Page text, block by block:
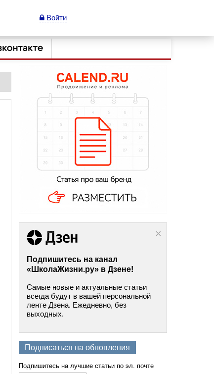
Войти
Подпишитесь на канал
«ШколаЖизни.ру» в Дзене!
Самые новые и актуальные статьи
всегда будут в вашей персональной
ленте Дзена. Ежедневно, без
выходных.
Подписаться на обновления
Подпишитесь на лучшие статьи по эл. почте